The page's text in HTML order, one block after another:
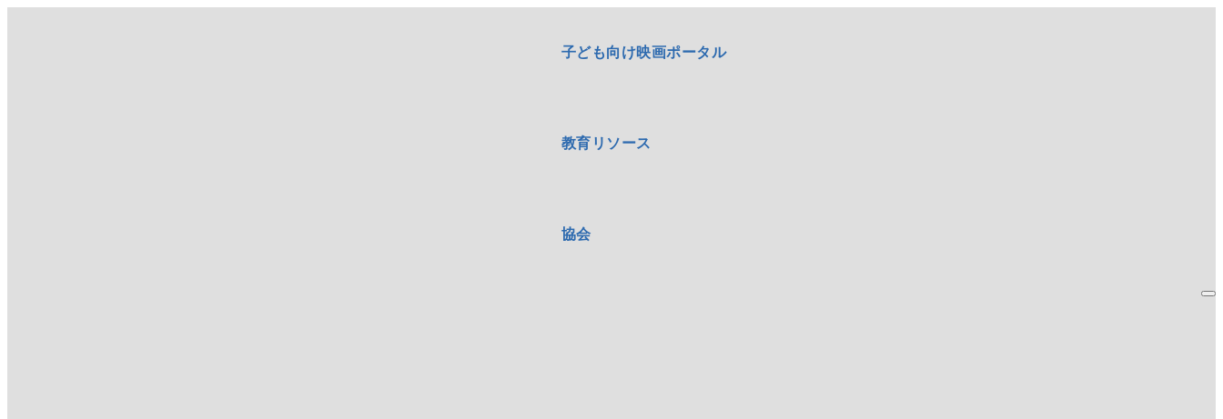
子ども向け映画ポータル
教育リソース
協会